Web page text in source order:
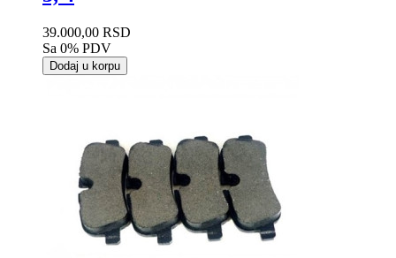
39.000,00 RSD
Sa 0% PDV
Dodaj u korpu